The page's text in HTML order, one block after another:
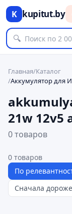
K kupitut.by
🔍
Главная/Каталог
/Аккумулятор для
21w 12v5
0 товаров
0 товаров
По
Сначала дороже